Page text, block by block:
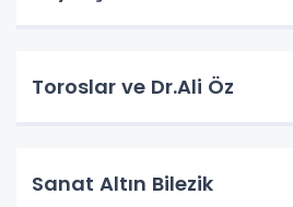
Toroslar ve Dr.Ali Öz
Sanat Altın Bilezik